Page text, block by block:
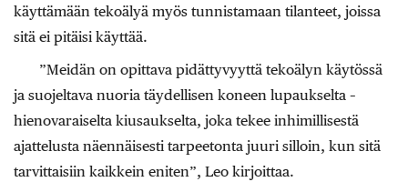
käyttämään tekoälyä myös tunnistamaan tilanteet, joissa
sitä ei pitäisi käyttää.
”Meidän on opittava pidättyvyyttä tekoälyn käytössä
ja suojeltava nuoria täydellisen koneen lupaukselta –
hienovaraiselta kiusaukselta, joka tekee inhimillisestä
ajattelusta näennäisesti tarpeetonta juuri silloin, kun sitä
tarvittaisiin kaikkein eniten”, Leo kirjoittaa.